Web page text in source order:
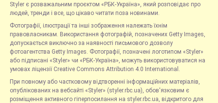
Styler є розважальним проєктом «РБК-Україна», який розповідає про
людей, тренди і все, що цікаво читати поза новинами.
Фотографії, ілюстрації та інші зображення належать їхнім
правовласникам. Використання фотографій, позначених Getty Images,
допускається виключно за наявності письмового дозволу
фотоагентства Getty Images. Фотографії, позначені логотипом «Styler»
або підписані «Styler» чи «РБК-Україна», можуть використовуватися на
умовах ліцензії Creative Commons Attribution 4.0 International.
При повному або частковому відтворенні інформаційних матеріалів,
опублікованих на вебсайті «Styler» (styler.rbc.ua), обов'язковим є
розміщення активного гіперпосилання на styler.rbc.ua, відкритого для